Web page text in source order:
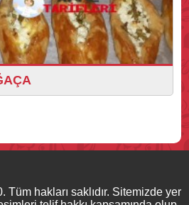
hakları saklıdır. Sitemizde yer